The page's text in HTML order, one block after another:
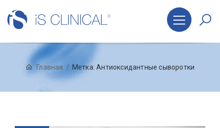
Главная Метка:Антиоксидантные сыворотки